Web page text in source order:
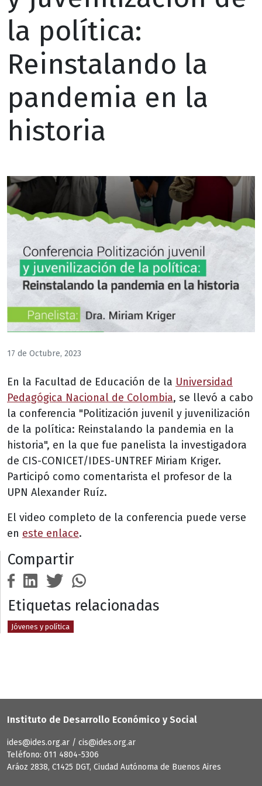
la política:
Reinstalando la
pandemia en la
historia
17 de Octubre, 2023
En la Facultad de Educación de la Universidad
Pedagógica Nacional de Colombia, se llevó a cabo
la conferencia "Politización juvenil y juvenilización
de la política: Reinstalando la pandemia en la
historia", en la que fue panelista la investigadora
de CIS-CONICET/IDES-UNTREF Miriam Kriger.
Participó como comentarista el profesor de la
UPN Alexander Ruíz.
El video completo de la conferencia puede verse
en este enlace.
Compartir
Etiquetas relacionadas
Jóvenes y política
Instituto de Desarrollo Económico y Social
ides@ides.org.ar / cis@ides.org.ar
Teléfono: 011 4804-5306
Aráoz 2838, C1425 DGT, Ciudad Autónoma de Buenos Aires